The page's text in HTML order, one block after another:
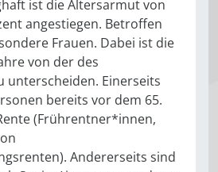
ist die Altersarmut von
angestiegen. Betroffen
Frauen. Dabei ist die
von der des
unterscheiden. Einerseits
bereits vor dem 65.
(Frührentner*innen,
Andererseits sind